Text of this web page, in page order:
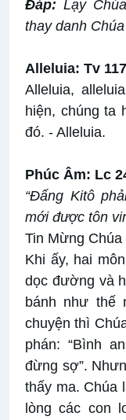
Ðáp: Lạy
thay danh
Alleluia: Tv
Alleluia,
hiện, chúng ta
đó. - Alleluia.
Phúc Âm: Lc
“Ðấng Kitô
mới được tôn
Tin Mừng
Khi ấy, hai
dọc đường và
bánh như thế
chuyện thì
phán: “Bình
đừng sợ”.
thấy ma. Chúa
lòng các con